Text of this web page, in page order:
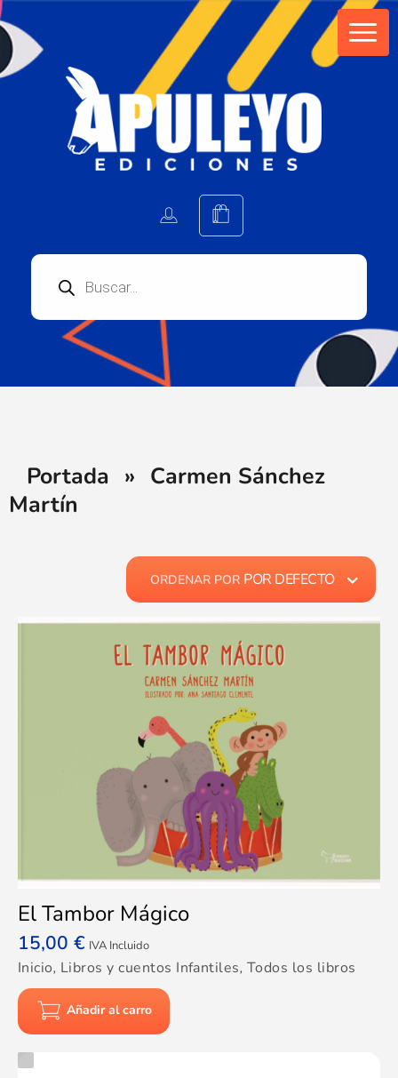
Portada » Carmen Sánchez
Martín
ORDENAR POR POR DEFECTO
El Tambor Mágico
15,00 € IVA Incluido
Inicio, Libros y cuentos Infantiles, Todos los libros
Añadir al carro